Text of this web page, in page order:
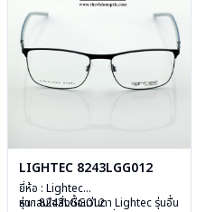
LIGHTEC 8243LGG012
ยี่ห้อ : Lightec
รุ่น : 8243LGG012
หากสนใจสั่งชื้อแว่นตา Lightec รุ่นอื่น